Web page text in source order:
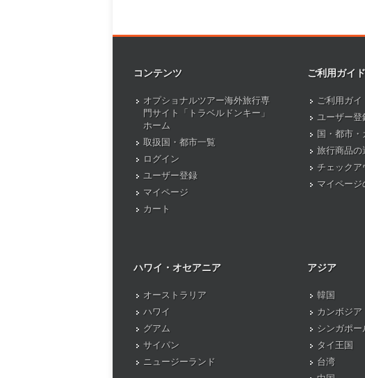
コンテンツ
オプショナルツアー海外旅行専
門サイト「トラベルドンキー」
ホーム
取扱国・都市一覧
ログイン
ユーザー登録
マイページ
カート
ご利用ガイド
ご利用ガイ
ユーザー登
国・都市
旅行商品の
チェックア
マイペー
ハワイ・オセアニア
オーストラリア
ハワイ
グアム
サイパン
ニュージーランド
アジア
韓国
カンボジア
シンガポー
タイ王国
台湾